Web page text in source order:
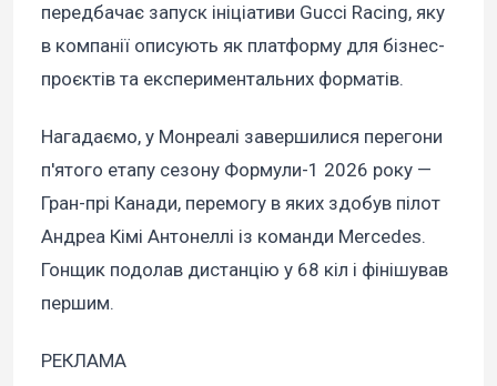
передбачає запуск ініціативи Gucci Racing, яку
в компанії описують як платформу для бізнес-
проєктів та експериментальних форматів.
Нагадаємо, у Монреалі завершилися перегони
п'ятого етапу сезону Формули-1 2026 року —
Гран-прі Канади, перемогу в яких здобув пілот
Андреа Кімі Антонеллі із команди Mercedes.
Гонщик подолав дистанцію у 68 кіл і фінішував
першим.
РЕКЛАМА